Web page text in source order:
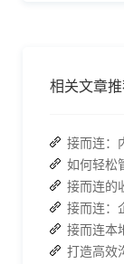
相关文章
接而连：
接而连的